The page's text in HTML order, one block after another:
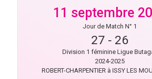
11 septembre
Jour de Match N° 1
27 - 26
Division 1 féminine Ligue
2024-2025
ROBERT-CHARPENTIER à ISSY LES